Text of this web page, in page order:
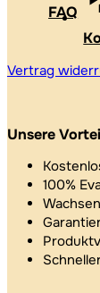
FAQ
Vertrag
Unsere
100%